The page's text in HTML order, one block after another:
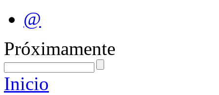
@
Próximamente
Inicio